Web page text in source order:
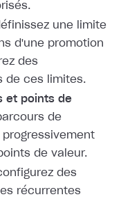
une limite
d'une promotion
des
de ces limites.
et points de
de
de valeur.
des
récurrentes